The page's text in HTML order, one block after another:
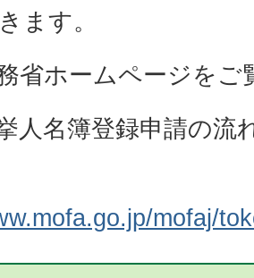
ます。
省ホームページをご
人名簿登録申請の流
mofaj/